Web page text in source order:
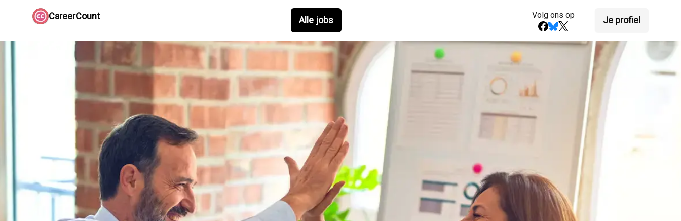
CareerCount Alle jobs Volg ons op Je profiel